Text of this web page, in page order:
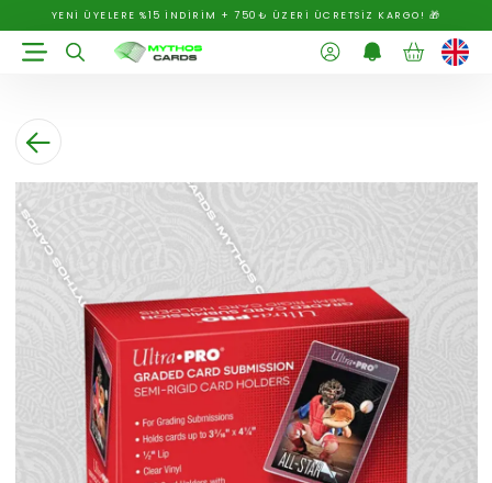
YENİ ÜYELERE %15 İNDİRİM + 750₺ ÜZERİ ÜCRETSİZ KARGO! 🎁